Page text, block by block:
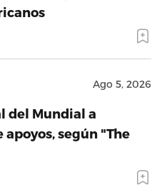
Ago 5, 2026
del Mundial a
según "The